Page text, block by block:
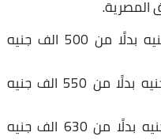
المصرية.
اول فئة بسعر 475 الف جنيه بدلًا من 500 الف جنيه
ثاني فئة بسعر 525 الف جنيه بدلًا من 550 الف جنيه
ثالث فئة بسعر 600 الف جنيه بدلًا من 630 الف جنيه